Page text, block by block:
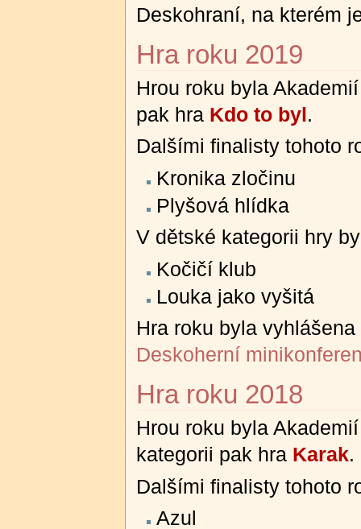
Deskohraní, na kterém
Hra roku 2019
Hrou roku byla
pak hra Kdo to byl.
Dalšími finalisty tohoto
Kronika zločinu
Plyšová hlídka
V dětské kategorii hry
Kočičí klub
Louka jako vyšitá
Hra roku byla
Deskoherní
Hra roku 2018
Hrou roku byla
kategorii pak hra Karak.
Dalšími finalisty tohoto
Azul